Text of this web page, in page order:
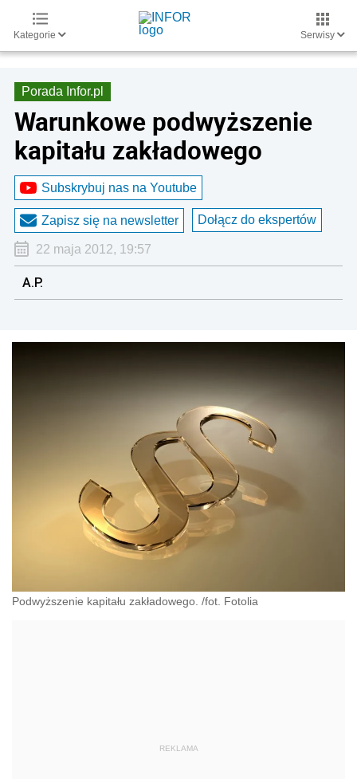
Kategorie Serwisy
Porada Infor.pl
Warunkowe podwyższenie
kapitału zakładowego
Subskrybuj nas na Youtube
Zapisz się na newsletter Dołącz do ekspertów
22 maja 2012, 19:57
A.P.
Podwyższenie kapitału zakładowego. /fot. Fotolia